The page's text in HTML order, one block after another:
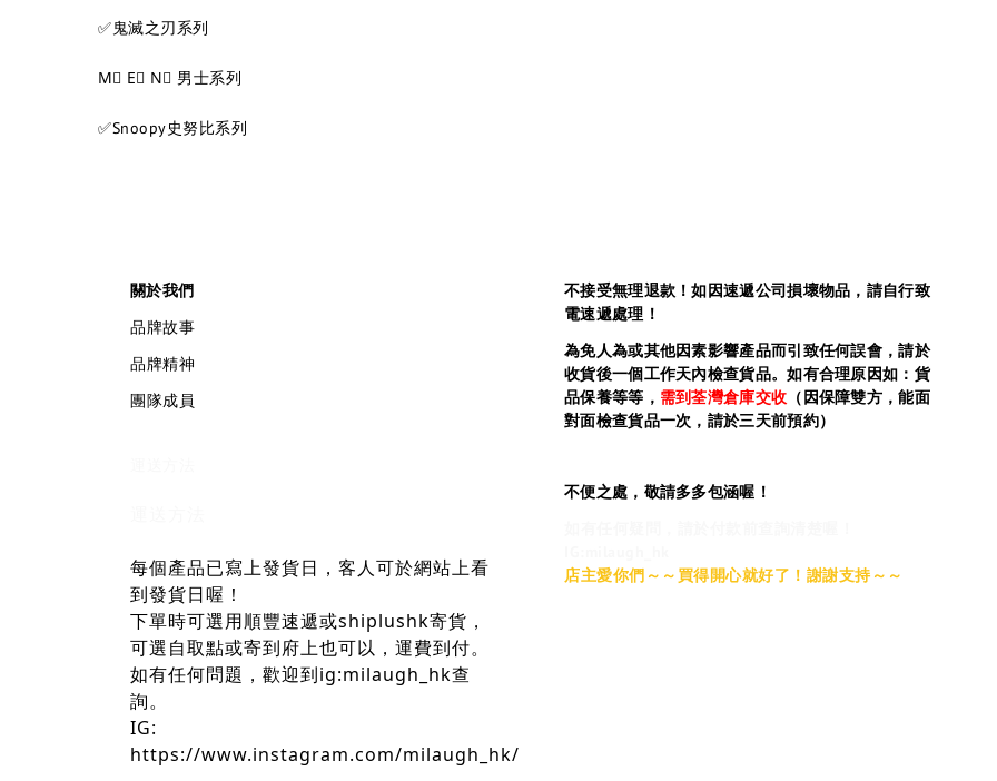
✅鬼滅之刃系列
M⃣ E⃣ N⃣ 男士系列
✅Snoopy史努比系列
關於我們
品牌故事
品牌精神
團隊成員
每個產品已寫上發貨日，客人可於網站上看
到發貨日喔！
下單時可選用順豐速遞或shiplushk寄貨，
可選自取點或寄到府上也可以，運費到付。
如有任何問題，歡迎到ig:milaugh_hk查
詢。
IG:
https://www.instagram.com/milaugh_hk/
不接受無理退款！如因速遞公司損壞物品，請自行致
電速遞處理！
為免人為或其他因素影響產品而引致任何誤會，請於
收貨後一個工作天內檢查貨品。如有合理原因如：貨
品保養等等， 需到荃灣倉庫交收 （因保障雙方，能面
對面檢查貨品一次，請於三天前預約）
不便之處，敬請多多包涵喔！
店主愛你們～～買得開心就好了！謝謝支持～～